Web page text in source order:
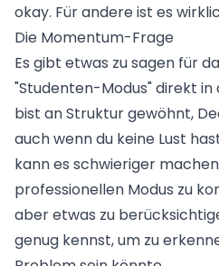
okay. Für andere ist es
Die Momentum-Frage
Es gibt etwas zu sagen für
"Studenten-Modus" direkt in
bist an Struktur gewöhnt,
auch wenn du keine Lust
kann es schwieriger
professionellen Modus zu
aber etwas zu
genug kennst, um zu